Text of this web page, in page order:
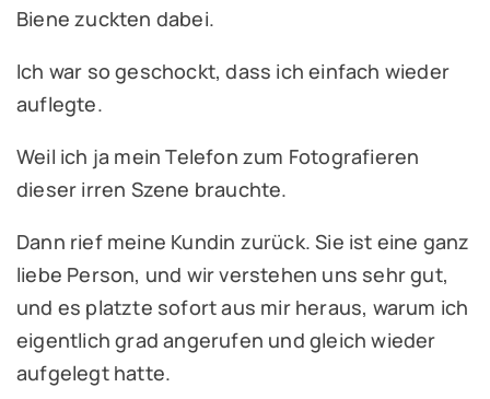
Biene zuckten dabei.
Ich war so geschockt, dass ich einfach wieder
auflegte.
Weil ich ja mein Telefon zum Fotografieren
dieser irren Szene brauchte.
Dann rief meine Kundin zurück. Sie ist eine ganz
liebe Person, und wir verstehen uns sehr gut,
und es platzte sofort aus mir heraus, warum ich
eigentlich grad angerufen und gleich wieder
aufgelegt hatte.